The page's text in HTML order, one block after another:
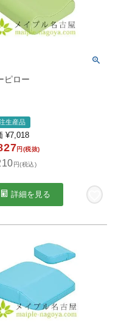
ピロー
生産品
¥7,018
円(税抜)
円(税込)
詳細を見る